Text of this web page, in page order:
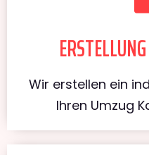
Wir erstellen ein
Ihren Umzug